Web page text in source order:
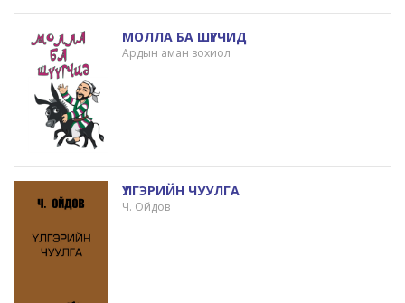
МОЛЛА БА ШҮҮГЧИД
Ардын аман зохиол
ҮЛГЭРИЙН ЧУУЛГА
Ч. Ойдов